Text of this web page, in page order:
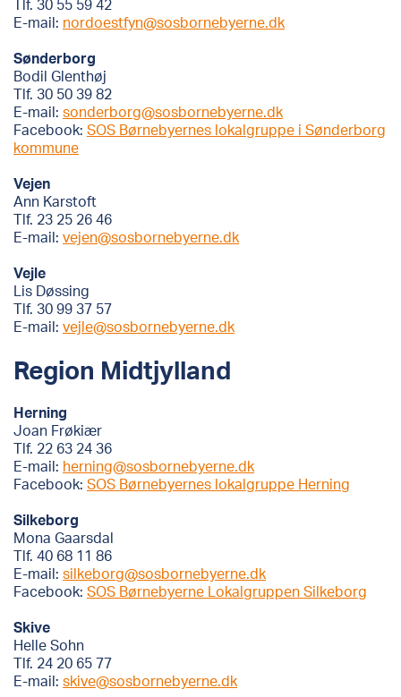
Tlf. 30 55 59 42
E-mail: nordoestfyn@sosbornebyerne.dk
Sønderborg
Bodil Glenthøj
Tlf. 30 50 39 82
E-mail: sonderborg@sosbornebyerne.dk
Facebook: SOS Børnebyernes lokalgruppe i Sønderborg
kommune
Vejen
Ann Karstoft
Tlf. 23 25 26 46
E-mail: vejen@sosbornebyerne.dk
Vejle
Lis Døssing
Tlf. 30 99 37 57
E-mail: vejle@sosbornebyerne.dk
Region Midtjylland
Herning
Joan Frøkiær
Tlf. 22 63 24 36
E-mail: herning@sosbornebyerne.dk
Facebook: SOS Børnebyernes lokalgruppe Herning
Silkeborg
Mona Gaarsdal
Tlf. 40 68 11 86
E-mail: silkeborg@sosbornebyerne.dk
Facebook: SOS Børnebyerne Lokalgruppen Silkeborg
Skive
Helle Sohn
Tlf. 24 20 65 77
E-mail: skive@sosbornebyerne.dk